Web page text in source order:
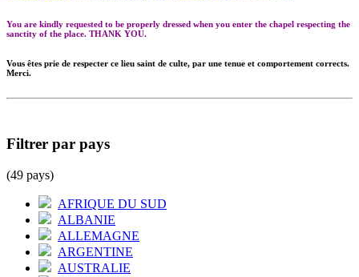
You are kindly requested to be properly dressed when you enter the chapel respecting the
sanctity of the place. THANK YOU.
Vous êtes prie de respecter ce lieu saint de culte, par une tenue et comportement corrects.
Merci.
Filtrer par pays
(49 pays)
AFRIQUE DU SUD
ALBANIE
ALLEMAGNE
ARGENTINE
AUSTRALIE